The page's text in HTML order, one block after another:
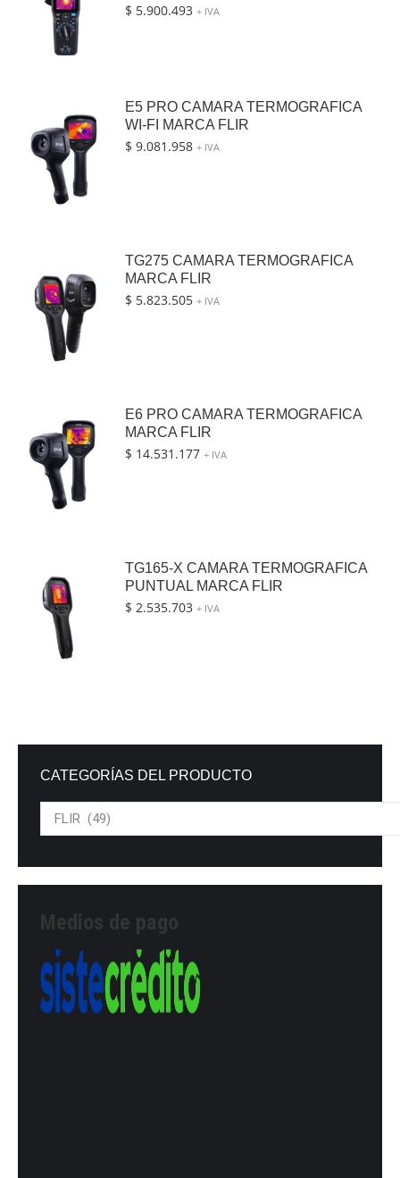
$ 5.900.493 + IVA
E5 PRO CAMARA TERMOGRAFICA
WI-FI MARCA FLIR
$ 9.081.958 + IVA
TG275 CAMARA TERMOGRAFICA
MARCA FLIR
$ 5.823.505 + IVA
E6 PRO CAMARA TERMOGRAFICA
MARCA FLIR
$ 14.531.177 + IVA
TG165-X CAMARA TERMOGRAFICA
PUNTUAL MARCA FLIR
$ 2.535.703 + IVA
CATEGORÍAS DEL PRODUCTO
Medios de pago